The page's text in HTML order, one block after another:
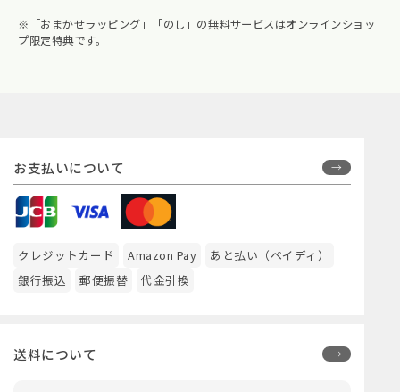
※「おまかせラッピング」「のし」の無料サービスはオンラインショッ
プ限定特典です。
お支払いについて
クレジットカード Amazon Pay
あと払い（ペイディ）
銀行振込
郵便振替 代金引換
送料について